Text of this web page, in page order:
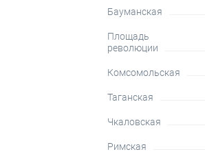
Бауманская
Площадь
революции
Комсомольская
Таганская
Чкаловская
Римская